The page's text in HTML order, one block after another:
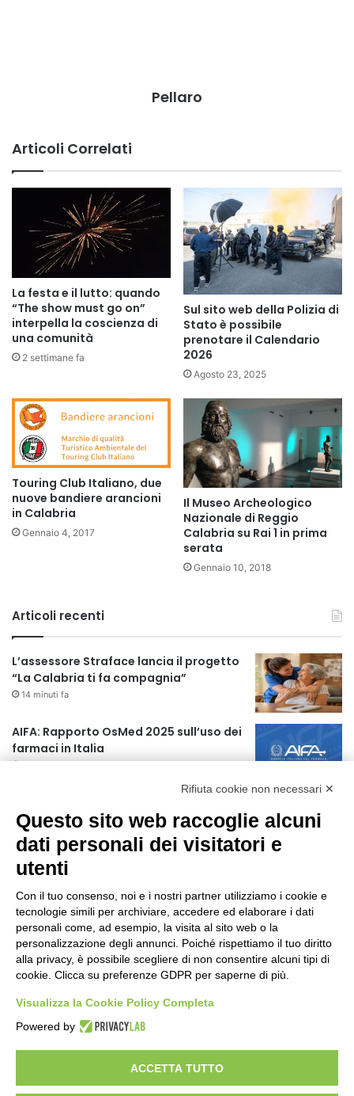
Pellaro
Articoli Correlati
La festa e il lutto: quando
“The show must go on”
interpella la coscienza di
una comunità
2 settimane fa
Sul sito web della Polizia di
Stato è possibile
prenotare il Calendario
2026
Agosto 23, 2025
Touring Club Italiano, due
nuove bandiere arancioni
in Calabria
Gennaio 4, 2017
Il Museo Archeologico
Nazionale di Reggio
Calabria su Rai 1 in prima
serata
Gennaio 10, 2018
Articoli recenti
L’assessore Straface lancia il progetto
“La Calabria ti fa compagnia”
14 minuti fa
AIFA: Rapporto OsMed 2025 sull’uso dei
farmaci in Italia
22 ore fa
investimenti hanno generato un
impatto di 5,8 miliardi in tre anni
23 ore fa
Emergenza Caldo: parte il piano
“Reggio fresca e solidale”
1 giorno fa
Caccia: approvato il calendario
venatorio 2026-2027
1 giorno fa
Un nuovo modello di IA stima il volume
dei ghiacciai del pianeta
1 giorno fa
Rifiuta cookie non necessari ✕
Questo sito web raccoglie alcuni
dati personali dei visitatori e
utenti
Con il tuo consenso, noi e i nostri partner utilizziamo i cookie e
tecnologie simili per archiviare, accedere ed elaborare i dati
personali come, ad esempio, la visita al sito web o la
personalizzazione degli annunci. Poiché rispettiamo il tuo diritto
alla privacy, è possibile scegliere di non consentire alcuni tipi di
cookie. Clicca su preferenze GDPR per saperne di più.
Visualizza la Cookie Policy Completa
Powered by
ACCETTA TUTTO